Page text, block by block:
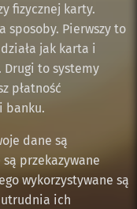
fizycznej karty.
sposoby. Pierwszy to
jak karta i
Drugi to systemy
płatność
banku.
dane są
przekazywane
wykorzystywane są
utrudnia ich